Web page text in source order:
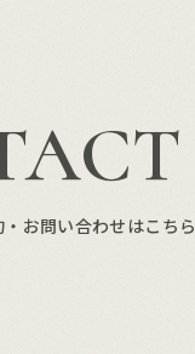
お問い合わせはこちら